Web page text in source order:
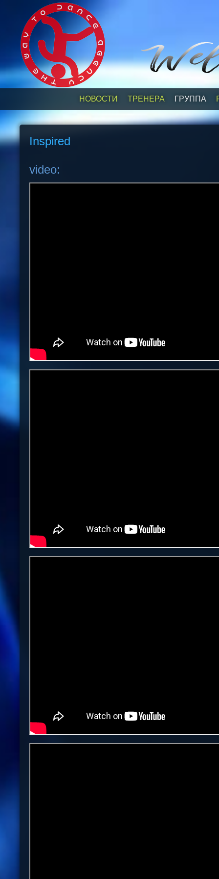
НОВОСТИ ТРЕНЕРА ГРУППА
Inspired
video: